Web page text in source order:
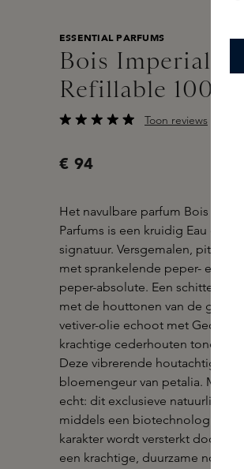
ESSENTIAL PARFUMS
Bois Imperial
Refillable 100ml
Toon reviews
€ 94
Het navulbare parfum Bois
Parfums is een kruidig Eau de
signatuur. Versgemalen, pittige
met sprankelende peper- en
peper-absolute. Een
met de houttonen van de geur.
vetiver-olie echoot met
krachtige cederhouten tonen.
Deze vibrerende houtachtige
bloemengeur van petalia.
echt: dit exclusieve natuurlijke
middels een biotechnologisch
karakter wordt versterkt door
een krachtige, duurzame noot